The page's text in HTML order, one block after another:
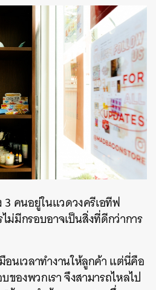
3 คนอยู่ในแวดวงครีเอทีฟ
ม่มีกรอบอาจเป็นสิ่งที่ดีกว่าการ
อนเวลาทำงานให้ลูกค้า แต่นี่คือ
องพวกเรา จึงสามารถไหลไป